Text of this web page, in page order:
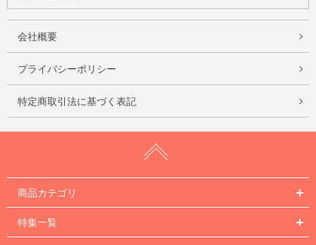
会社概要
プライバシーポリシー
特定商取引法に基づく表記
商品カテゴリ
特集一覧